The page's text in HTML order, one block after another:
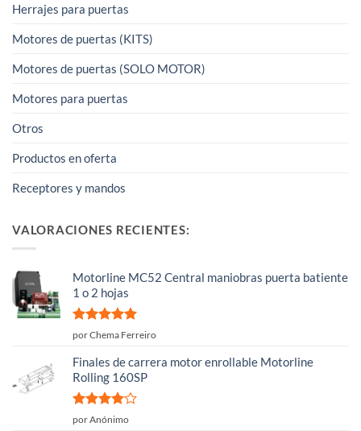
Herrajes para puertas
Motores de puertas (KITS)
Motores de puertas (SOLO MOTOR)
Motores para puertas
Otros
Productos en oferta
Receptores y mandos
VALORACIONES RECIENTES:
Motorline MC52 Central maniobras puerta batiente
1 o 2 hojas
Valorado
por Chema Ferreiro
Finales de carrera motor enrollable Motorline
Rolling 160SP
Valorado
por Anónimo